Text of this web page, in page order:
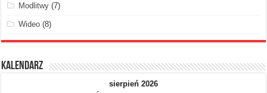
Modlitwy (7)
Wideo (8)
Kalendarz
sierpień 2026